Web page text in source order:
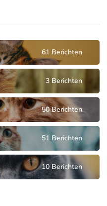
61 Berichten
3 Berichten
50 Berichten
51 Berichten
10 Berichten